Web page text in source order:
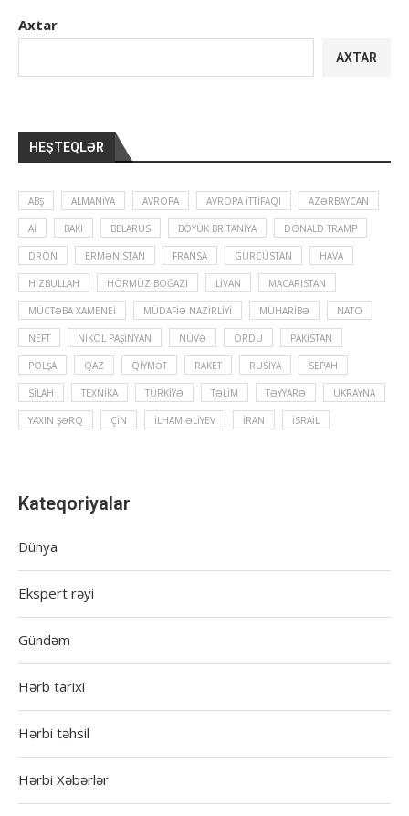
Axtar
AXTAR
HEŞTEQLƏR
ABŞ ALMANIYA AVROPA AVROPA İTTIFAQI AZƏRBAYCAN
Aİ BAKI BELARUS BÖYÜK BRITANIYA DONALD TRAMP
DRON ERMƏNISTAN FRANSA GÜRCÜSTAN HAVA
HIZBULLAH HÖRMÜZ BOĞAZI LIVAN MACARISTAN
MÜCTƏBA XAMENEI MÜDAFIƏ NAZIRLIYI MÜHARIBƏ NATO
NEFT NIKOL PAŞINYAN NÜVƏ ORDU PAKISTAN
POLŞA QAZ QIYMƏT RAKET RUSIYA SEPAH
SILAH TEXNIKA TÜRKIYƏ TƏLIM TƏYYARƏ UKRAYNA
YAXIN ŞƏRQ ÇIN İLHAM ƏLIYEV İRAN İSRAIL
Kateqoriyalar
Dünya
Ekspert rəyi
Gündəm
Hərb tarixi
Hərbi təhsil
Hərbi Xəbərlər